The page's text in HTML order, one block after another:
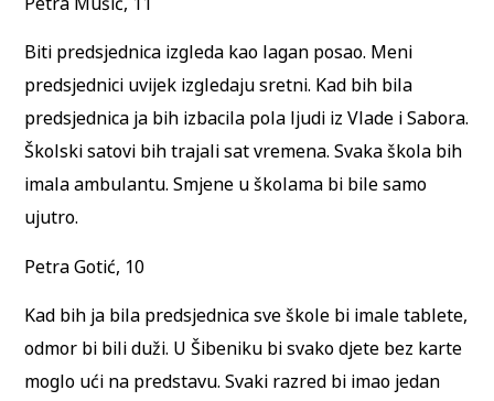
Biti predsjednica izgleda kao lagan posao. Meni
predsjednici uvijek izgledaju sretni. Kad bih bila
predsjednica ja bih izbacila pola ljudi iz Vlade i Sabora.
Školski satovi bih trajali sat vremena. Svaka škola bih
imala ambulantu. Smjene u školama bi bile samo
ujutro.
Petra Gotić, 10
Kad bih ja bila predsjednica sve škole bi imale tablete,
odmor bi bili duži. U Šibeniku bi svako djete bez karte
moglo ući na predstavu. Svaki razred bi imao jedan